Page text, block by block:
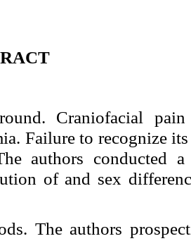
Craniofacial
Failure to recognize
authors conducted
of and sex
The authors